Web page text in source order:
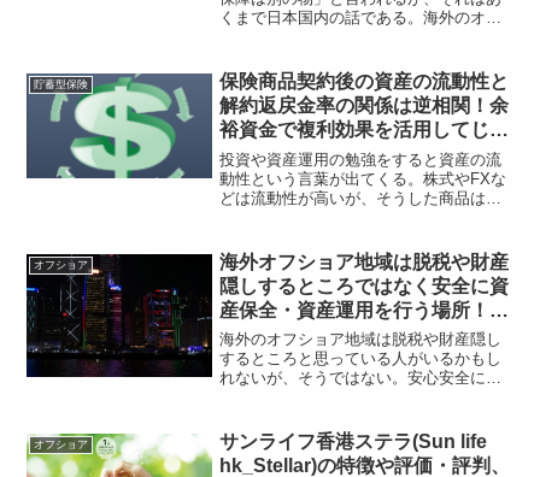
くまで日本国内の話である。海外のオフ
貯蓄型保険商品や貯蓄と保障が両立でき
る生命保険があったりする。
貯蓄型保険
保険商品契約後の資産の流動性と
解約返戻金率の関係は逆相関！余
裕資金で複利効果を活用してじっ
くりと資産保全・資産運用に努め
よう！
投資や資産運用の勉強をすると資産の流
動性という言葉が出てくる。株式やFXな
どは流動性が高いが、そうした商品はギ
効果を活用すべきと言え、着目すべきは
解約返戻金となってくる。
オフショア
海外オフショア地域は脱税や財産
隠しするところではなく安全に資
産保全・資産運用を行う場所！金
融商品を活用して資産移転する人
も多い！
海外のオフショア地域は脱税や財産隠し
するところと思っている人がいるかもし
れないが、そうではない。安心安全に資
るばかりなので、海外の金融商品や保険
商品を活用する人も少なくない。
オフショア
サンライフ香港ステラ(Sun life
hk_Stellar)の特徴や評価・評判、